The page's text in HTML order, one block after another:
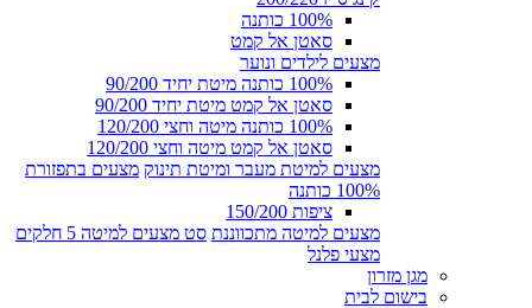
100% כותנה
סאטן אל קמט
מצעים לילדים ונוער
100% כותנה מיטת יחיד 90/200
סאטן אל קמט מיטת יחיד 90/200
100% כותנה מיטה וחצי 120/200
סאטן אל קמט מיטה וחצי 120/200
מצעים למיטת מעבר ומיטת תינוק מצעים בתפזורת
100% כותנה
ציפות 150/200
מצעים למיטה מתכווננת סט מצעים למיטה 5 חלקים
מצעי פלנל
מגן מזרון
בישום לבית